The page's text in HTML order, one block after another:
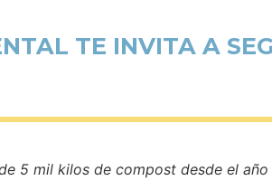
TE INVITA A
5 mil kilos de compost desde el